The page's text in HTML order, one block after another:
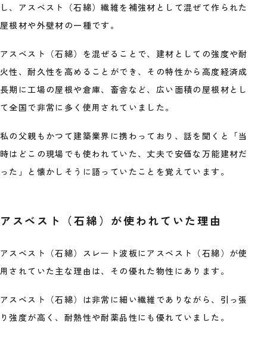
し、アスベスト（石綿）繊維を補強材として混ぜて作られた
屋根材や外壁材の一種です。
アスベスト（石綿）を混ぜることで、建材としての強度や耐
火性、耐久性を高めることができ、その特性から高度経済成
長期に工場の屋根や倉庫、畜舎など、広い面積の屋根材とし
て全国で非常に多く使用されていました。
私の父親もかつて建築業界に携わっており、話を聞くと「当
時はどこの現場でも使われていた、丈夫で安価な万能建材だ
った」と懐かしそうに語っていたことを覚えています。
アスベスト（石綿）が使われていた理由
アスベスト（石綿）スレート波板にアスベスト（石綿）が使
用されていた主な理由は、その優れた物性にあります。
アスベスト（石綿）は非常に細い繊維でありながら、引っ張
り強度が高く、耐熱性や耐薬品性にも優れていました。